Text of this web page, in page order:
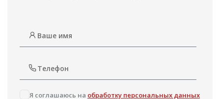
Я соглашаюсь на обработку персональных данных